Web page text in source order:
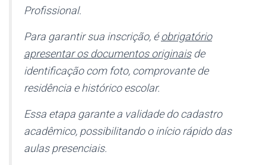
Profissional.
Para garantir sua inscrição, éobrigatório
apresentar os documentos originaisde
identificação com foto, comprovante de
residência e histórico escolar.
Essa etapa garante a validade do cadastro
acadêmico, possibilitando o início rápido das
aulas presenciais.